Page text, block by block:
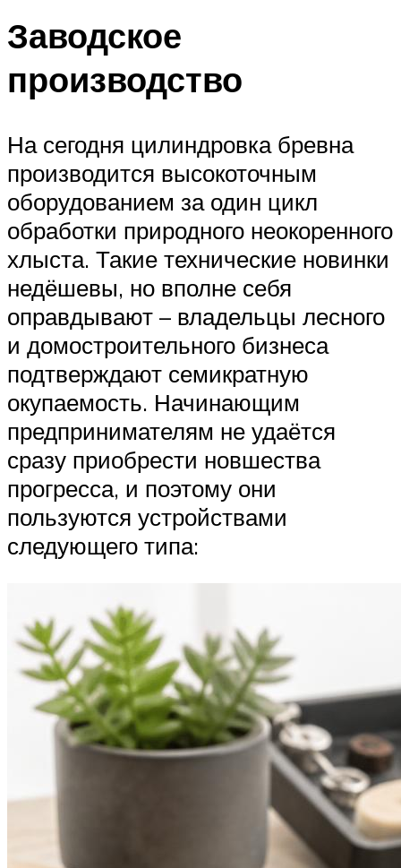
Заводское
производство
На сегодня цилиндровка бревна
производится высокоточным
оборудованием за один цикл
обработки природного неокоренного
хлыста. Такие технические новинки
недёшевы, но вполне себя
оправдывают – владельцы лесного
и домостроительного бизнеса
подтверждают семикратную
окупаемость. Начинающим
предпринимателям не удаётся
сразу приобрести новшества
прогресса, и поэтому они
пользуются устройствами
следующего типа: